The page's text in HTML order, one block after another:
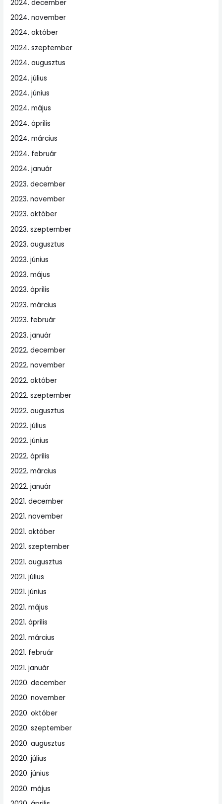
2024. december
2024. november
2024. október
2024. szeptember
2024. augusztus
2024. július
2024. június
2024. május
2024. április
2024. március
2024. február
2024. január
2023. december
2023. november
2023. október
2023. szeptember
2023. augusztus
2023. június
2023. május
2023. április
2023. március
2023. február
2023. január
2022. december
2022. november
2022. október
2022. szeptember
2022. augusztus
2022. július
2022. június
2022. április
2022. március
2022. január
2021. december
2021. november
2021. október
2021. szeptember
2021. augusztus
2021. július
2021. június
2021. május
2021. április
2021. március
2021. február
2021. január
2020. december
2020. november
2020. október
2020. szeptember
2020. augusztus
2020. július
2020. június
2020. május